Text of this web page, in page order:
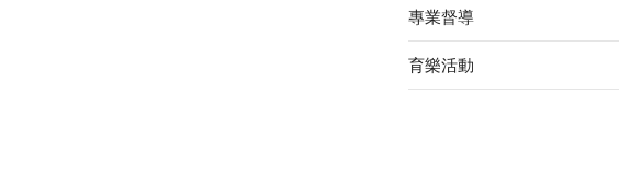
專業督導
育樂活動